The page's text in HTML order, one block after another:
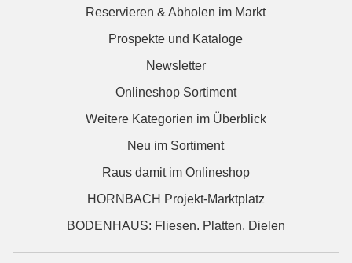
Reservieren & Abholen im Markt
Prospekte und Kataloge
Newsletter
Onlineshop Sortiment
Weitere Kategorien im Überblick
Neu im Sortiment
Raus damit im Onlineshop
HORNBACH Projekt-Marktplatz
BODENHAUS: Fliesen. Platten. Dielen